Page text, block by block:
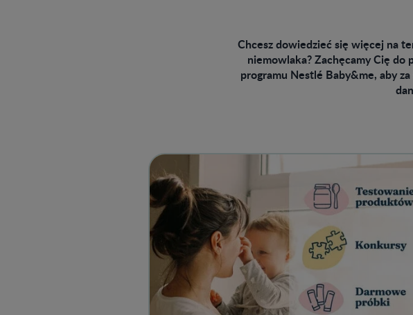
Chcesz dowiedzieć się więcej na
niemowlaka? Zachęcamy Cię do
programu Nestlé Baby&me, aby